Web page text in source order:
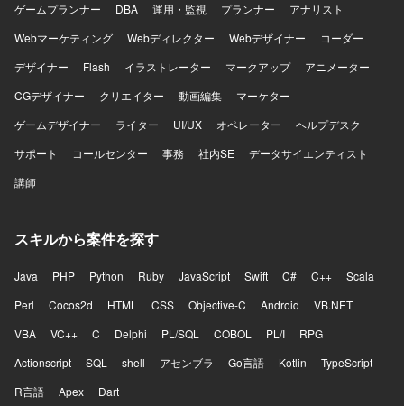
ゲームプランナー
DBA 運用・監視 プランナー
アナリスト
Webマーケティング
Webディレクター Webデザイナー
コーダー
デザイナー
Flash イラストレーター マークアップ
アニメーター
CGデザイナー
クリエイター 動画編集
マーケター
ゲームデザイナー
ライター UI/UX オペレーター
ヘルプデスク
サポート
コールセンター 事務 社内SE
データサイエンティスト
講師
スキルから案件を探す
Java PHP Python Ruby JavaScript Swift C# C++
Scala
Perl
Cocos2d HTML CSS Objective-C Android
VB.NET
VBA
VC++ C Delphi PL/SQL COBOL PL/I
RPG
Actionscript
SQL shell アセンブラ Go言語 Kotlin
TypeScript
R言語
Apex Dart